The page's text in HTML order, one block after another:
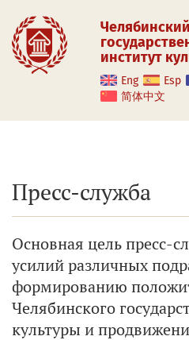
Челябинский
институт
Eng Esp
简体中文
Пресс-служба
Основная цель пресс-
усилий различных
формированию
Челябинского
культуры и